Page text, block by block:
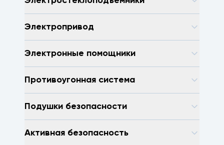
Электропривод
Электронные помощники
Противоугонная система
Подушки безопасности
Активная безопасность